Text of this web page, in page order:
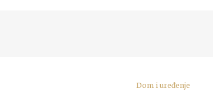
Dom i uređenje